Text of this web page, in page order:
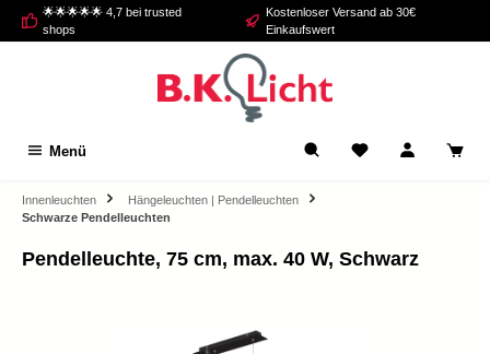
springen
🌟🌟🌟🌟🌟 4,7 bei trusted
shops
Kostenloser Versand ab 30€
Einkaufswert
Menü
Innenleuchten
Hängeleuchten | Pendelleuchten
Schwarze Pendelleuchten
Pendelleuchte, 75 cm, max. 40 W, Schwarz